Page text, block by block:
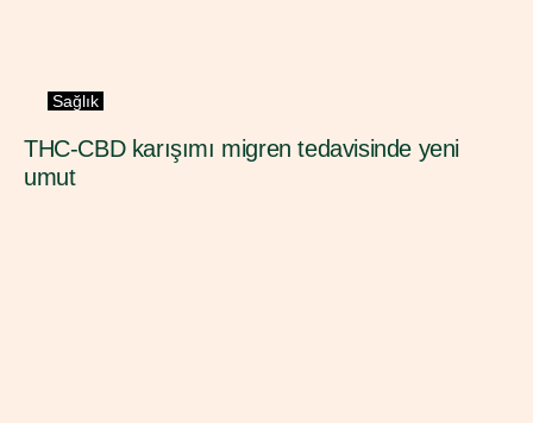
Sağlık
THC-CBD karışımı migren tedavisinde yeni
umut